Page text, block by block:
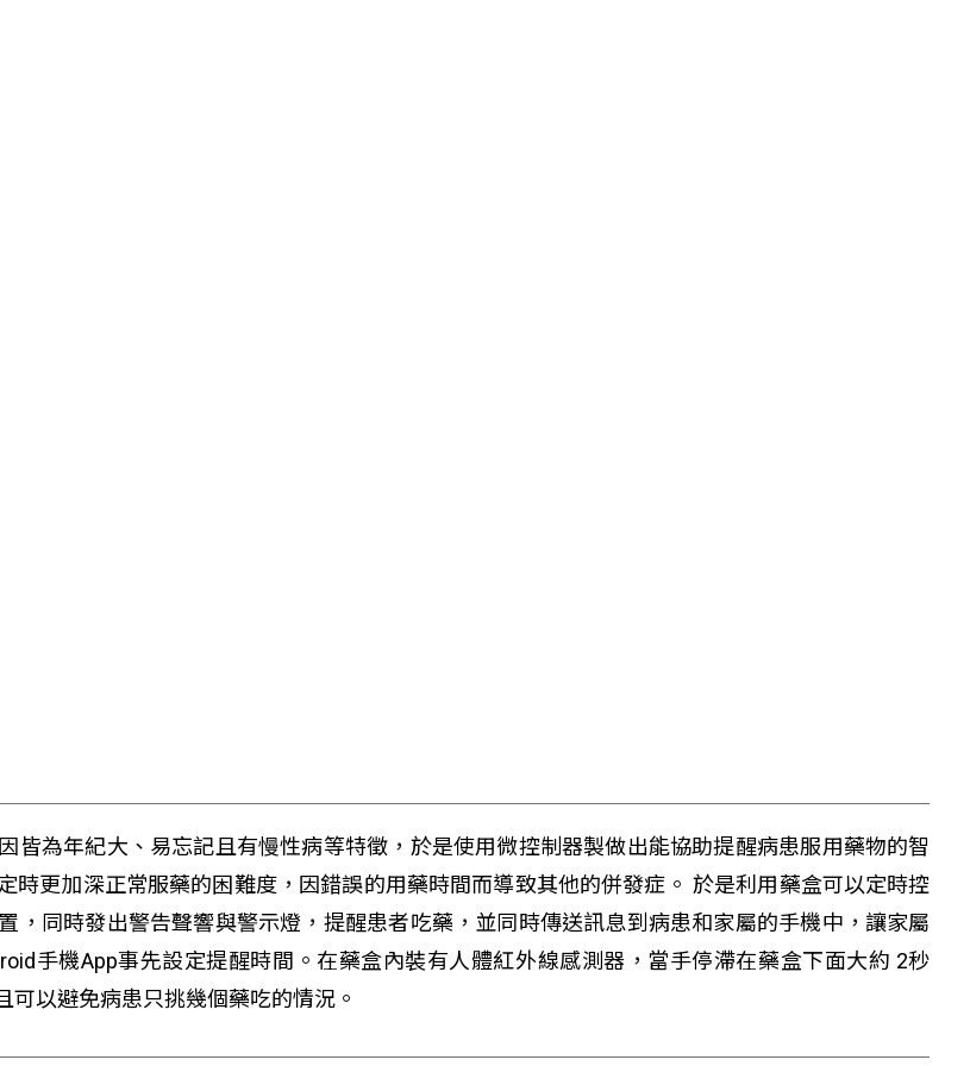
皆為年紀大、易忘記且有慢性病等特徵，於是使用微控制器製做出能協助提醒病患服用藥物的智
時更加深正常服藥的困難度，因錯誤的用藥時間而導致其他的併發症。 於是利用藥盒可以定時控
，同時發出警告聲響與警示燈，提醒患者吃藥，並同時傳送訊息到病患和家屬的手機中，讓家屬
手機App事先設定提醒時間。在藥盒內裝有人體紅外線感測器，當手停滯在藥盒下面大約 2秒
以避免病患只挑幾個藥吃的情況。